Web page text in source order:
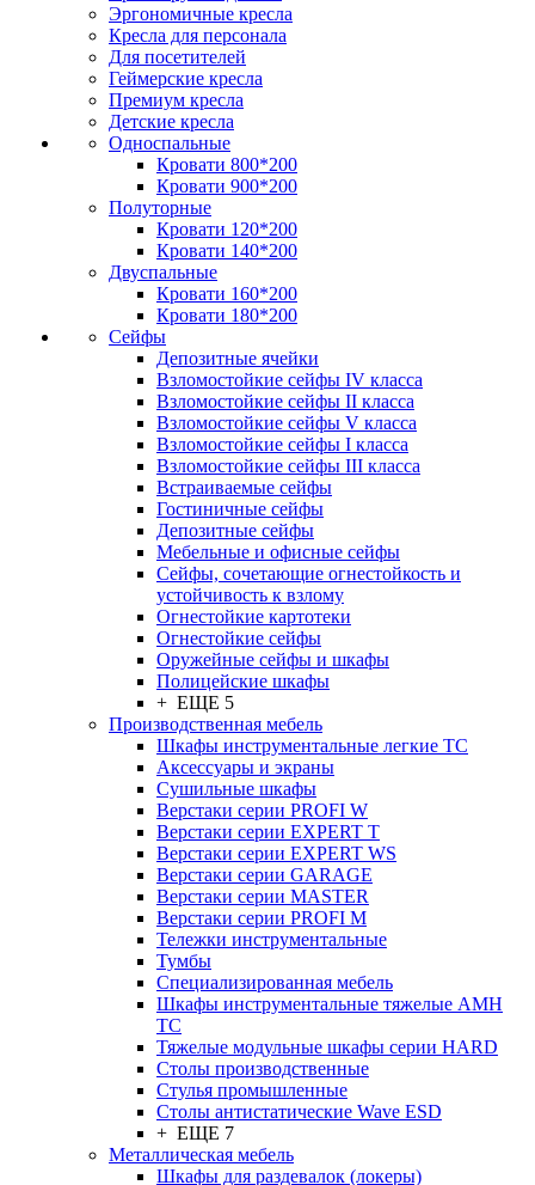
Эргономичные кресла
Кресла для персонала
Для посетителей
Геймерские кресла
Премиум кресла
Детские кресла
Односпальные
Кровати 800*200
Кровати 900*200
Полуторные
Кровати 120*200
Кровати 140*200
Двуспальные
Кровати 160*200
Кровати 180*200
Сейфы
Депозитные ячейки
Взломостойкие сейфы IV класса
Взломостойкие сейфы II класса
Взломостойкие сейфы V класса
Взломостойкие сейфы I класса
Взломостойкие сейфы III класса
Встраиваемые сейфы
Гостиничные сейфы
Депозитные сейфы
Мебельные и офисные сейфы
Сейфы, сочетающие огнестойкость и
устойчивость к взлому
Огнестойкие картотеки
Огнестойкие сейфы
Оружейные сейфы и шкафы
Полицейские шкафы
+ ЕЩЕ 5
Производственная мебель
Шкафы инструментальные легкие ТС
Аксессуары и экраны
Cушильные шкафы
Верстаки серии PROFI W
Верстаки серии EXPERT T
Верстаки серии EXPERT WS
Верстаки серии GARAGE
Верстаки серии MASTER
Верстаки серии PROFI M
Тележки инструментальные
Тумбы
Cпециализированная мебель
Шкафы инструментальные тяжелые AMH
TC
Тяжелые модульные шкафы серии HARD
Столы производственные
Стулья промышленные
Столы антистатические Wave ESD
+ ЕЩЕ 7
Металлическая мебель
Шкафы для раздевалок (локеры)